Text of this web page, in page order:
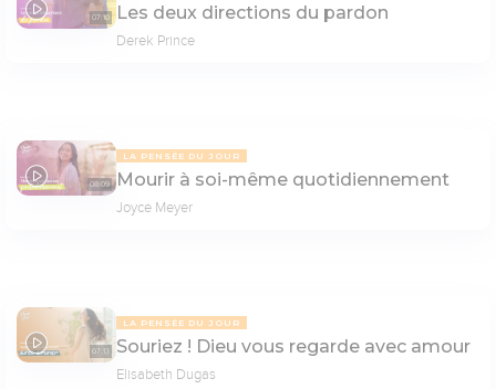
07:10 Les deux directions du pardon
Derek Prince
08:09
LA PENSÉE DU JOUR
Mourir à soi-même quotidiennement
Joyce Meyer
07:13
LA PENSÉE DU JOUR
Souriez ! Dieu vous regarde avec amour
Elisabeth Dugas